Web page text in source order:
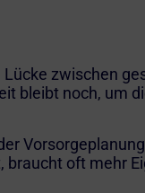
zwischen
bleibt noch, um
oft mehr